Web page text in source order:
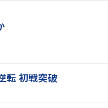
転 初戦突破